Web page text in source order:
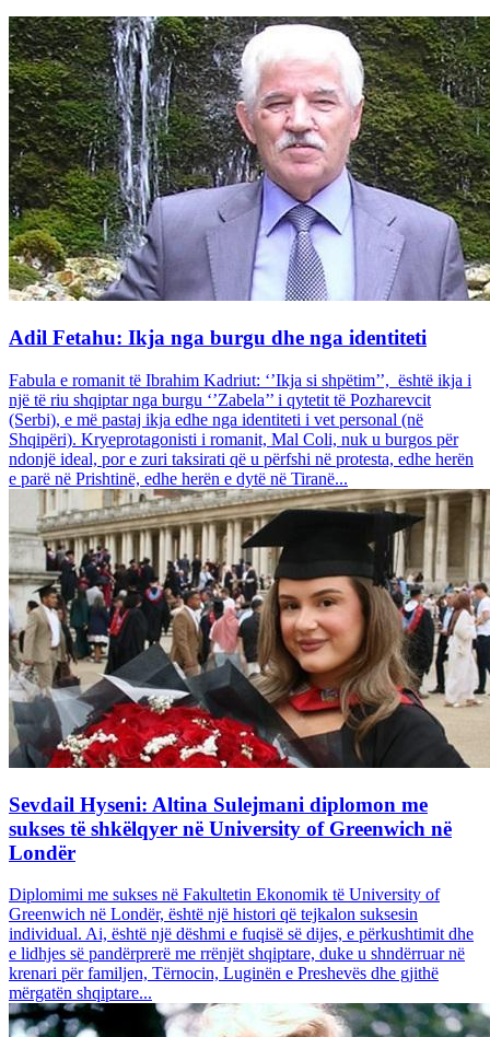
Adil Fetahu: Ikja nga burgu dhe nga identiteti
Fabula e romanit të Ibrahim Kadriut: ‘’Ikja si shpëtim’’, është ikja i
një të riu shqiptar nga burgu ‘’Zabela’’ i qytetit të Pozharevcit
(Serbi), e më pastaj ikja edhe nga identiteti i vet personal (në
Shqipëri). Kryeprotagonisti i romanit, Mal Coli, nuk u burgos për
ndonjë ideal, por e zuri taksirati që u përfshi në protesta, edhe herën
e parë në Prishtinë, edhe herën e dytë në Tiranë...
Sevdail Hyseni: Altina Sulejmani diplomon me
sukses të shkëlqyer në University of Greenwich në
Londër
Diplomimi me sukses në Fakultetin Ekonomik të University of
Greenwich në Londër, është një histori që tejkalon suksesin
individual. Ai, është një dëshmi e fuqisë së dijes, e përkushtimit dhe
e lidhjes së pandërprerë me rrënjët shqiptare, duke u shndërruar në
krenari për familjen, Tërnocin, Luginën e Preshevës dhe gjithë
mërgatën shqiptare...